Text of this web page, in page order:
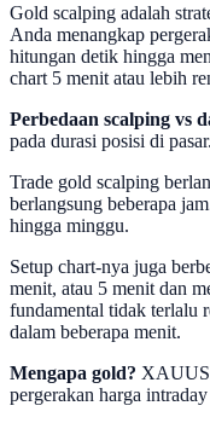
Gold scalping adalah
Anda menangkap
hitungan detik hingga
chart 5 menit atau lebih
Perbedaan scalping vs
pada durasi posisi di pasar.
Trade gold scalping
berlangsung beberapa
hingga minggu.
Setup chart-nya juga
menit, atau 5 menit dan
fundamental tidak terlalu
dalam beberapa menit.
Mengapa gold?
pergerakan harga